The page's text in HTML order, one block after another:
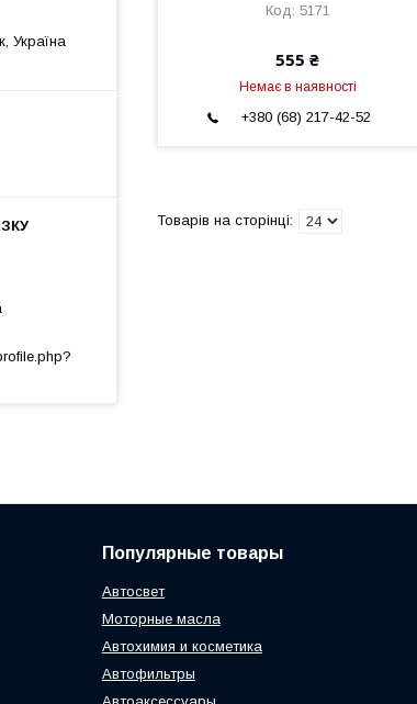
5171
555 ₴
Немає в наявності
+380 (68) 217-42-52
Україна
Популярные товары
Автосвет
Моторные масла
Автохимия и косметика
Автофильтры